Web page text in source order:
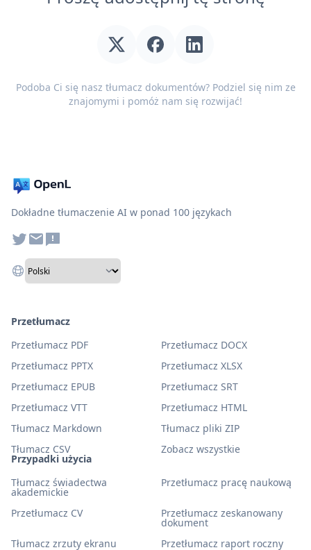
Podoba Ci się nasz tłumacz dokumentów? Podziel się nim ze
znajomymi i pomóż nam się rozwijać!
Dokładne tłumaczenie AI w ponad 100 językach
Przypadki użycia
Tłumacz świadectwa
akademickie
Przetłumacz pracę naukową
Przetłumacz CV Przetłumacz zeskanowany
dokument
Tłumacz zrzuty ekranu
Przetłumacz raport roczny
Przetłumacz
Przetłumacz PDF
Przetłumacz DOCX
Przetłumacz PPTX
Przetłumacz XLSX
Przetłumacz EPUB
Przetłumacz SRT
Przetłumacz VTT
Przetłumacz HTML
Tłumacz Markdown
Tłumacz pliki ZIP
Tłumacz CSV
Zobacz wszystkie